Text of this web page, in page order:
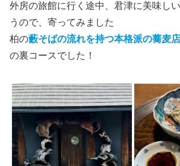
外房の旅館に行く途中、君津に美味し
うので、寄ってみました
柏の藪そばの流れを持つ本格派の蕎麦店
の裏コースでした！